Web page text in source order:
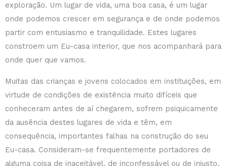
exploração. Um lugar de vida, uma boa casa, é um lugar
onde podemos crescer em segurança e de onde podemos
partir com entusiasmo e tranquilidade. Estes lugares
constroem um Eu-casa interior, que nos acompanhará para
onde quer que vamos.
Muitas das crianças e jovens colocados em instituições, em
virtude de condições de existência muito difíceis que
conheceram antes de aí chegarem, sofrem psiquicamente
da ausência destes lugares de vida e têm, em
consequência, importantes falhas na construção do seu
Eu-casa. Consideram-se frequentemente portadores de
alguma coisa de inaceitável, de inconfessável ou de injusto,